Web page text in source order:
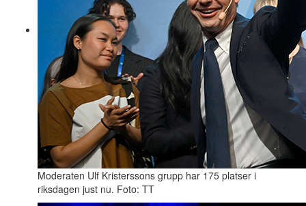
Moderaten Ulf Kristerssons grupp har 175 platser i
riksdagen just nu. Foto: TT